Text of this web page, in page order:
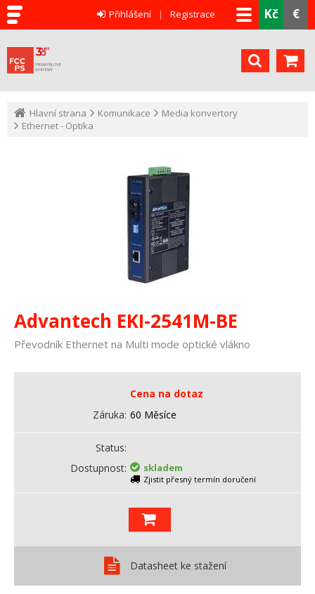
Kč €
Přihlášení Registrace
Hlavní strana Komunikace
Media konvertory
Ethernet - Optika
Advantech EKI-2541M-BE
Převodník Ethernet na Multi mode optické vlákno
Cena na dotaz
Záruka 60 Měsíce
Status
Dostupnost
skladem
Zjistit přesný termín doručení
Datasheet ke stažení